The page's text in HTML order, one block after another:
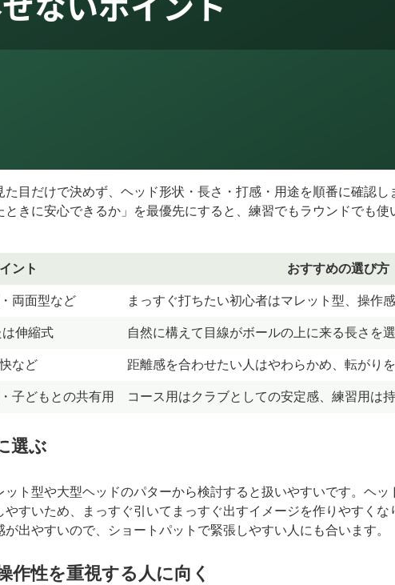
目だけで決めず、ヘッド形状・長さ・打感・用途を順番に確認し
きに安心できるか」を最優先にすると、練習でもラウンドでも使
ント おすすめの選び方
両面型など まっすぐ打ちたい初心者はマレット型、操作
伸縮式 自然に構えて目線がボールの上に来る長さを選
など 距離感を合わせたい人はやわらかめ、転がり
子どもとの共有用 コース用はクラブとしての安定感、練習用は
選ぶ
ト型や大型ヘッドのパターから検討すると扱いやすいです。ヘッ
すいため、まっすぐ引いてまっすぐ出すイメージを作りやすくな
出やすいので、ショートパットで緊張しやすい人にも合います。
作性を重視する人に向く